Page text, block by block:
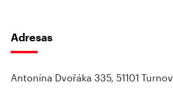
Adresas
Antonína Dvořáka 335, 51101 Turnov